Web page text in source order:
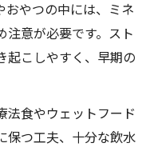
おやつの中には、ミネ
注意が必要です。スト
起こしやすく、早期の
法食やウェットフード
保つ工夫、十分な飲水